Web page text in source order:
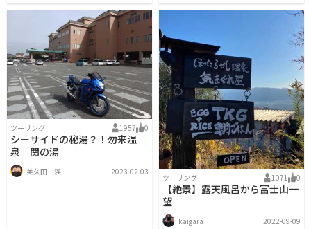
ツーリング 1957 0
シーサイドの秘湯？！勿来温
泉 関の湯
美久田 渓 2023-02-03
ツーリング 1071 0
【絶景】露天風呂から富士山一
望
kaigara 2022-09-09